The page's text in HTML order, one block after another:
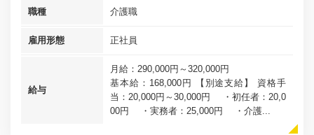
職種 介護職
雇用形態 正社員
給与
月給：290,000円～320,000円
基本給：168,000円 【別途支給】 資格手
当：20,000円～30,000円 ・初任者：20,0
00円 ・実務者：25,000円 ・介護...